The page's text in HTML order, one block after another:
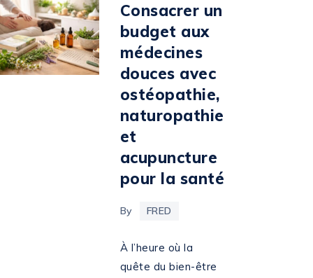
Consacrer un
budget aux
médecines
douces avec
ostéopathie,
naturopathie
et
acupuncture
pour la santé
By FRED
À l’heure où la
quête du bien-être